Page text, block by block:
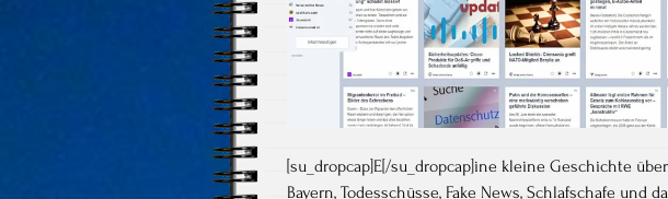
[su_dropcap]E[/su_dropcap]ine kleine Geschichte
Bayern, Todesschüsse, Fake News, Schlafschafe